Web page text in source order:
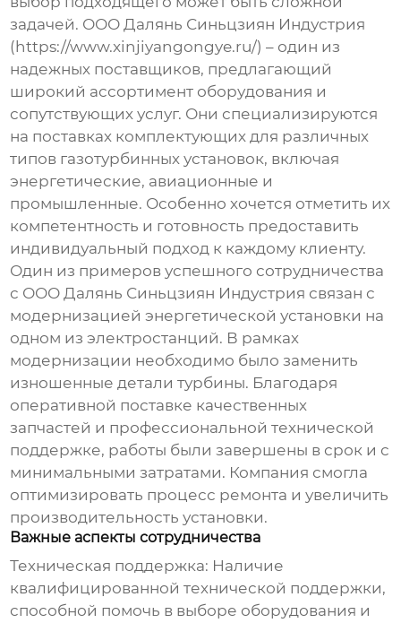
задачей. ООО Далянь Синьцзиян Индустрия
(https://www.xinjiyangongye.ru/) – один из
надежных поставщиков, предлагающий
широкий ассортимент оборудования и
сопутствующих услуг. Они специализируются
на поставках комплектующих для различных
типов газотурбинных установок, включая
энергетические, авиационные и
промышленные. Особенно хочется отметить их
компетентность и готовность предоставить
индивидуальный подход к каждому клиенту.
Один из примеров успешного сотрудничества
с ООО Далянь Синьцзиян Индустрия связан с
модернизацией энергетической установки на
одном из электростанций. В рамках
модернизации необходимо было заменить
изношенные детали турбины. Благодаря
оперативной поставке качественных
запчастей и профессиональной технической
поддержке, работы были завершены в срок и с
минимальными затратами. Компания смогла
оптимизировать процесс ремонта и увеличить
производительность установки.
Важные аспекты сотрудничества
Техническая поддержка: Наличие
квалифицированной технической поддержки,
способной помочь в выборе оборудования и